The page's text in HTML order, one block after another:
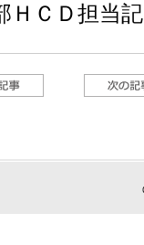
ＨＣＤ担当